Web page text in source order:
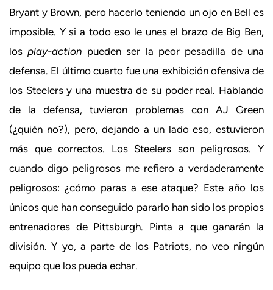
Bryant y Brown, pero hacerlo teniendo un ojo en Bell es
imposible. Y si a todo eso le unes el brazo de Big Ben,
losplay-action pueden ser la peor pesadilla de una
defensa. El último cuarto fue una exhibición ofensiva de
los Steelers y una muestra de su poder real. Hablando
de la defensa, tuvieron problemas con AJ Green
(¿quién no?), pero, dejando a un lado eso, estuvieron
más que correctos. Los Steelers son peligrosos. Y
cuando digo peligrosos me refiero a verdaderamente
peligrosos: ¿cómo paras a ese ataque? Este año los
únicos que han conseguido pararlo han sido los propios
entrenadores de Pittsburgh. Pinta a que ganarán la
división. Y yo, a parte de los Patriots, no veo ningún
equipo que los pueda echar.